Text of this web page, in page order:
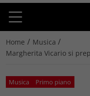
Home / Musica /
Margherita Vicario si
Musica Primo piano